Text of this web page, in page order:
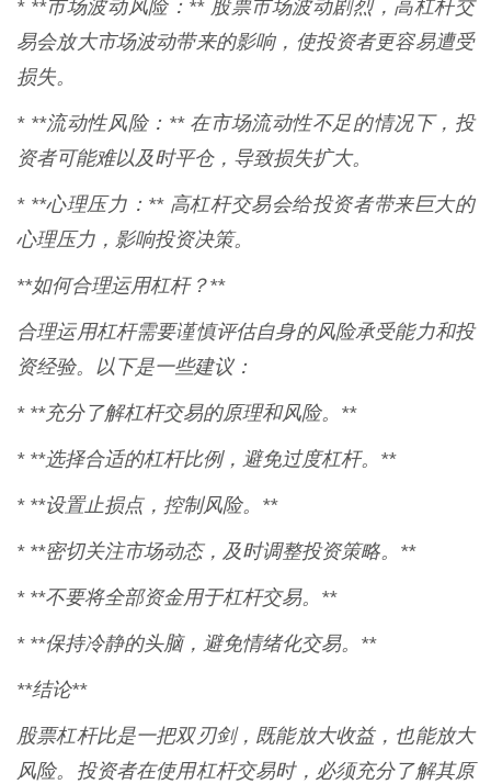
* **市场波动风险：** 股票市场波动剧烈，高杠杆交
易会放大市场波动带来的影响，使投资者更容易遭受
损失。
* **流动性风险：** 在市场流动性不足的情况下，投
资者可能难以及时平仓，导致损失扩大。
* **心理压力：** 高杠杆交易会给投资者带来巨大的
心理压力，影响投资决策。
**如何合理运用杠杆？**
合理运用杠杆需要谨慎评估自身的风险承受能力和投
资经验。以下是一些建议：
* **充分了解杠杆交易的原理和风险。**
* **选择合适的杠杆比例，避免过度杠杆。**
* **设置止损点，控制风险。**
* **密切关注市场动态，及时调整投资策略。**
* **不要将全部资金用于杠杆交易。**
* **保持冷静的头脑，避免情绪化交易。**
**结论**
股票杠杆比是一把双刃剑，既能放大收益，也能放大
风险。投资者在使用杠杆交易时，必须充分了解其原